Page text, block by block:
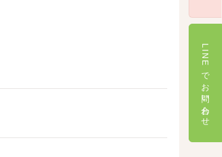
LINEでお問い合わせ